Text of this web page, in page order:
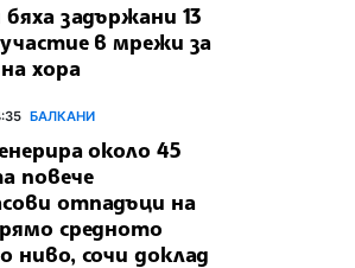
бяха задържани 13
в мрежи за
хора
БАЛКАНИ
около 45
повече
отпадъци на
средното
ниво, сочи доклад